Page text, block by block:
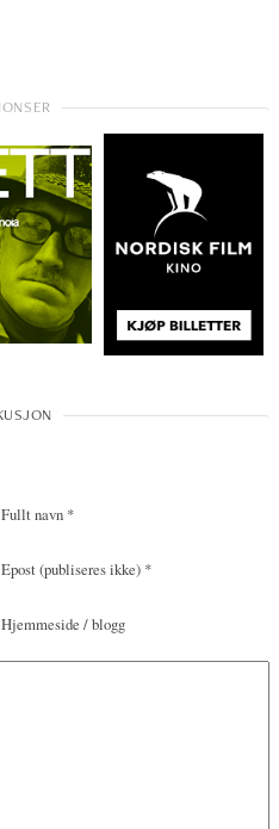
Fullt navn *
Epost(publiseres ikke) *
Hjemmeside / blogg